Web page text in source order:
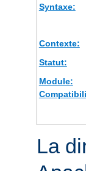
Syntaxe:
Contexte:
Statut:
Module:
La